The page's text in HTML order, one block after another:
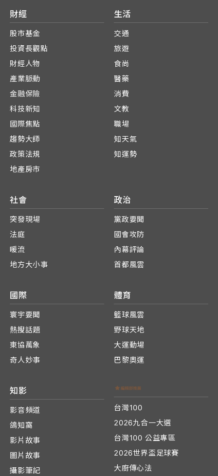
財經
股市基金
投資長觀點
財經人物
產業脈動
金融保險
科技新知
國際焦點
趨勢大師
政策法規
地產房市
生活
交通
旅遊
食尚
醫藥
消費
文教
職場
知天氣
知運勢
社會
突發現場
法庭
暖流
地方大小事
政治
黨政要聞
國會攻防
內幕評論
首都風雲
國際
寰宇要聞
熱搜話題
東協萬象
奇人妙事
體育
籃球風雲
野球天地
大運動場
巴黎奧運
知影
影音頻道
鴿知窩
影片故事
圖片故事
攝影筆記
台灣100
2026九合一大選
台灣100 公益專區
2026世界盃足球賽
大廚傳心法